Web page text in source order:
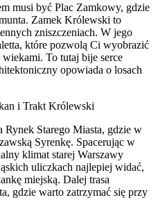
musi być Plac Zamkowy, gdzie
Zamek Królewski to
zniszczeniach. W jego
które pozwolą Ci wyobrazić
To tutaj bije serce
opowiada o losach
i Trakt Królewski
Starego Miasta, gdzie w
Syrenkę. Spacerując w
klimat starej Warszawy
uliczkach najlepiej widać,
miejską. Dalej trasa
gdzie warto zatrzymać się przy